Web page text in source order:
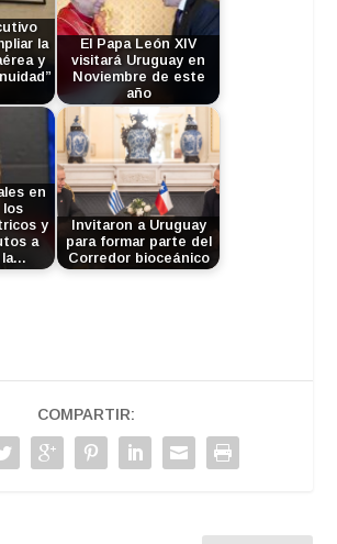
la
y
El Papa León XIV
visitará Uruguay en
Noviembre de este
año
en
los
y
a
la…
Invitaron a Uruguay
para formar parte del
Corredor bioceánico
COMPARTIR: